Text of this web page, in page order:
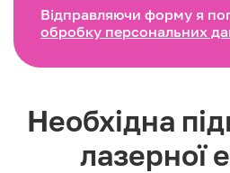
Відправляючи форму я
обробку персональних
Необхідна
лазерної